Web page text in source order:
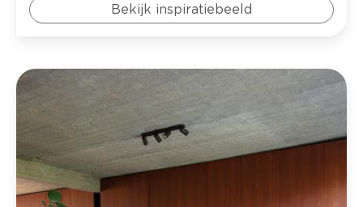
Bekijk inspiratiebeeld